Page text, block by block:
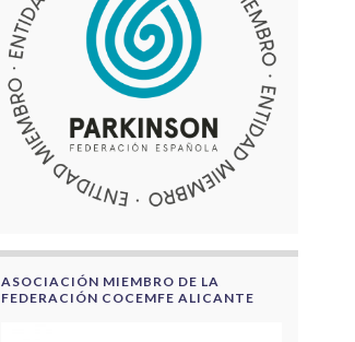
ASOCIACIÓN MIEMBRO DE LA
FEDERACIÓN COCEMFE ALICANTE